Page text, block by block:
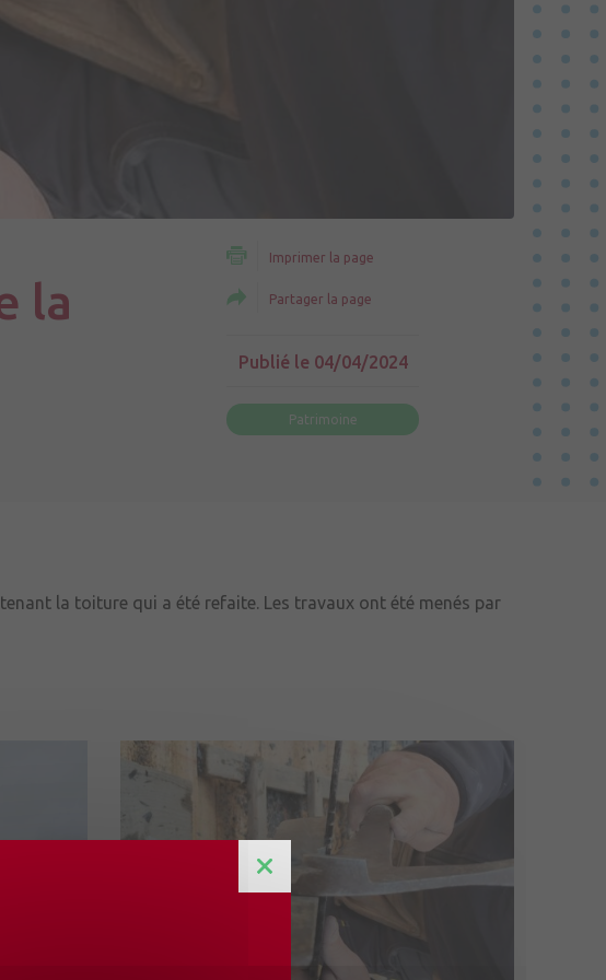
la
Imprimer la page
Partager la page
Publié le 04/04/2024
Patrimoine
la toiture qui a été refaite. Les travaux ont été menés par